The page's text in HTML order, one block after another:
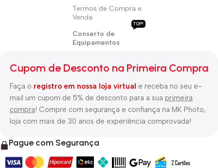
Termos de Compra e
Venda
Conserto de
Equipamentos
TOP!
Cupom de Desconto na Primeira Compra
Faça o registro em nossa loja virtual e receba no seu e-
mail um cupom de 5% de desconto para a sua primeira
compra! Compre com segurança e confiança na MK Photo,
loja com mais de 30 anos de experiência comprovada!
Pague com Segurança